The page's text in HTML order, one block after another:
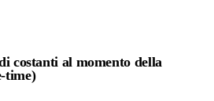
costanti al momento della
time)